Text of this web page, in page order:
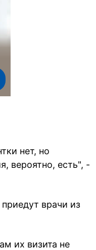
нет, но
вероятно, есть", -
врачи из
их визита не